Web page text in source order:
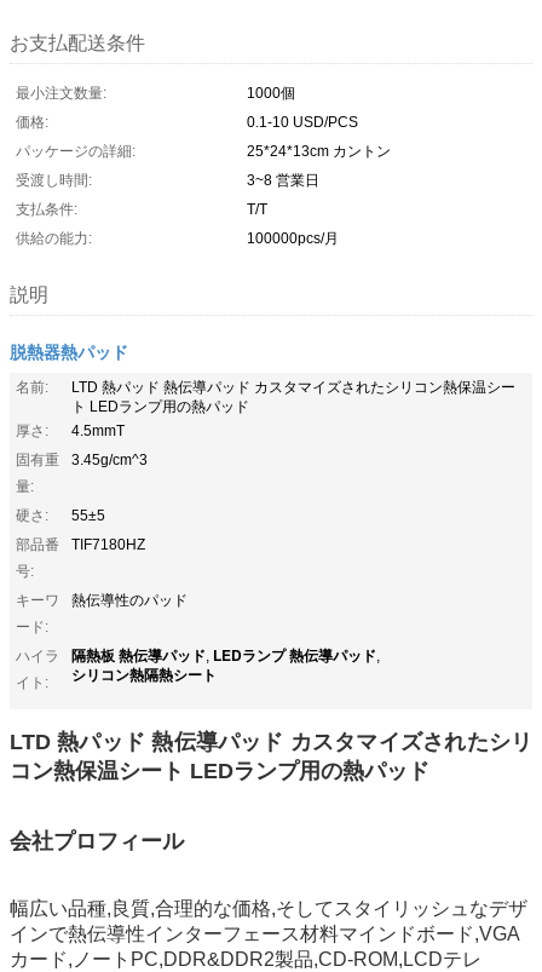
お支払配送条件
最小注文数量:
1000個
価格:
0.1-10 USD/PCS
パッケージの詳細:
25*24*13cm カントン
受渡し時間:
3~8 営業日
支払条件:
T/T
供給の能力:
100000pcs/月
説明
脱熱器熱パッド
名前:
LTD 熱パッド 熱伝導パッド カスタマイズされたシリコン熱保温シー
ト LEDランプ用の熱パッド
厚さ:
4.5mmT
固有重
量:
3.45g/cm^3
硬さ:
55±5
部品番
号:
TIF7180HZ
キーワ
ード:
熱伝導性のパッド
ハイラ
イト:
隔熱板 熱伝導パッド, LEDランプ 熱伝導パッド,
シリコン熱隔熱シート
LTD 熱パッド 熱伝導パッド カスタマイズされたシリ
コン熱保温シート LEDランプ用の熱パッド
会社プロフィール
幅広い品種,良質,合理的な価格,そしてスタイリッシュなデザ
インで熱伝導性インターフェース材料マインドボード,VGA
カード,ノートPC,DDR&DDR2製品,CD-ROM,LCDテレ